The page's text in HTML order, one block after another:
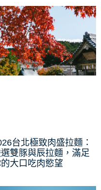
台北極致肉盛拉麵：
雙豚與辰拉麵，滿足
大口吃肉慾望